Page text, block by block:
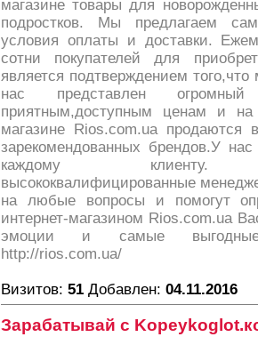
магазине товары для
подростков. Мы предлагаем
условия оплаты и доставки.
сотни покупателей для
является подтверждением
нас представлен
приятным,доступным ценам и
магазине Rios.com.ua продаются
зарекомендованных брендов.У
каждому клиенту.
высококвалифицированные
на любые вопросы и помогут
интернет-магазином Rios.com.ua
эмоции и самые выгодные
http://rios.com.ua/
Визитов: 51 Добавлен: 04.11.2016
Зарабатывай с